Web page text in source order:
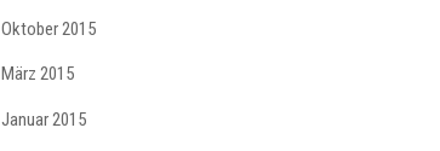
Oktober 2015
März 2015
Januar 2015